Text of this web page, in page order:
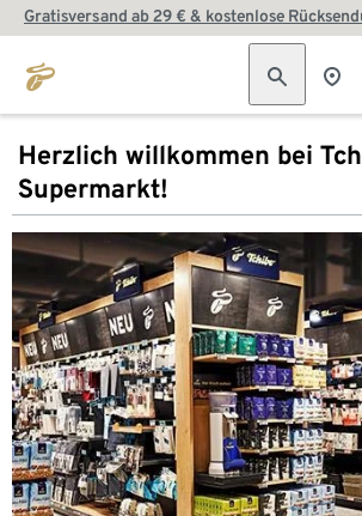
Gratisversand ab 29 € & kostenlose
Herzlich willkommen bei
Supermarkt!